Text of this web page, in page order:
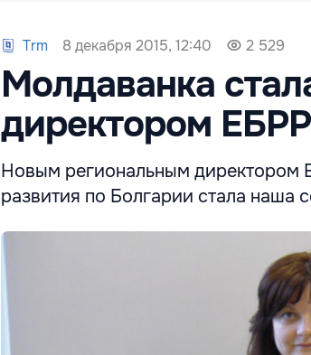
Trm 8 декабря 2015, 12:40 2 529
Молдаванка
директором
Новым региональным директором
развития по Болгарии стала наша